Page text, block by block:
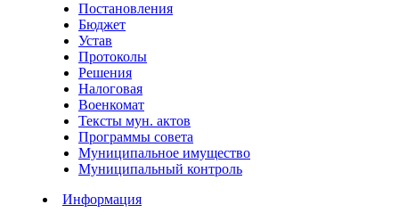
Постановления
Бюджет
Устав
Протоколы
Решения
Налоговая
Военкомат
Тексты мун. актов
Программы совета
Муниципальное имущество
Муниципальный контроль
Информация